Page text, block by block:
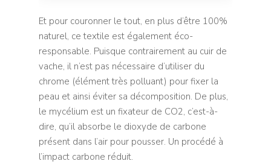
Et pour couronner le tout, en plus d’être 100%
naturel, ce textile est également éco-
responsable. Puisque contrairement au cuir de
vache, il n’est pas nécessaire d’utiliser du
chrome (élément très polluant) pour fixer la
peau et ainsi éviter sa décomposition. De plus,
le mycélium est un fixateur de CO2, c’est-à-
dire, qu’il absorbe le dioxyde de carbone
présent dans l’air pour pousser. Un procédé à
l’impact carbone réduit.
Toiles/Sangles/
Fournitures
Accessoires
Fournitures Divers
Mercerie
Mousse / Garnissage
Mousse/Bourrelets
Bourrage/
Outillage
Agrafeuse/Agrafes
Marteaux/Outils
Outils oeillets
Rail DS
Rail CS
Rails décoratifs
Rail électrique
Autres profilés
Barres déco 19 mm
Barres déco 29 mm
Stores Bateaux
Manoeuvre cordon
Manoeuvre
Manoeuvre
Parois japonaises
Parois japonaises
Nos tissus
Nos marques de
Notre sélection de
d’éditeurs
Confection sur-
Confections divers
Rideaux et voilages
Stores bateaux
Stores sur-
Stores enrouleurs
Enrouleurs sans
Enrouleurs avec
À ressort
Fenêtre de toit
Stores vénitiens
Vénitiens
Vénitiens Bois /
Autres stores
Stores Plissés
Stores Bandes
Autres
Motorisation et
Actualités
Qui sommes
Téléchargements
SD Déco
SD Bâti